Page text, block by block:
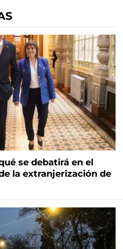
se debatirá en el
la extranjerización de